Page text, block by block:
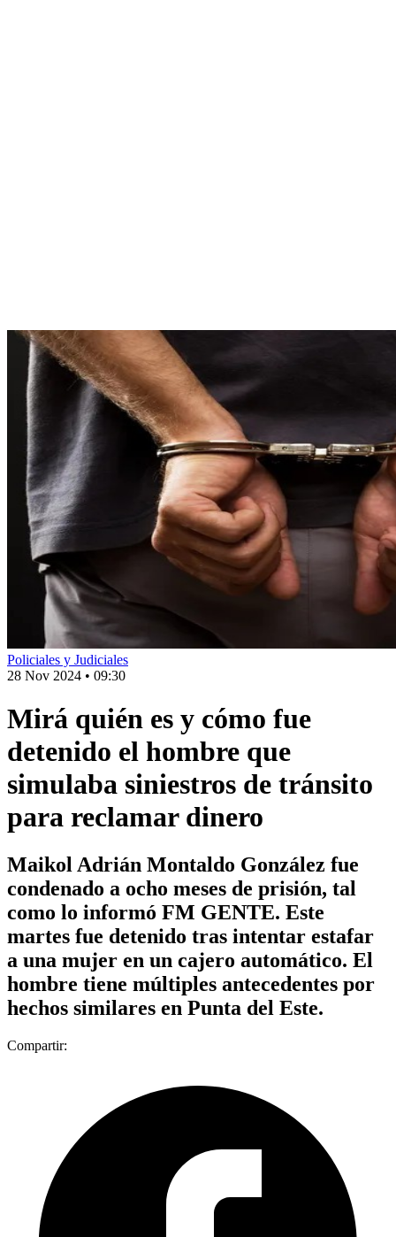
Policiales y Judiciales
28 Nov 2024 • 09:30
Mirá quién es y cómo fue
detenido el hombre que
simulaba siniestros de tránsito
para reclamar dinero
Maikol Adrián Montaldo González fue
condenado a ocho meses de prisión, tal
como lo informó FM GENTE. Este
martes fue detenido tras intentar estafar
a una mujer en un cajero automático. El
hombre tiene múltiples antecedentes por
hechos similares en Punta del Este.
Compartir: